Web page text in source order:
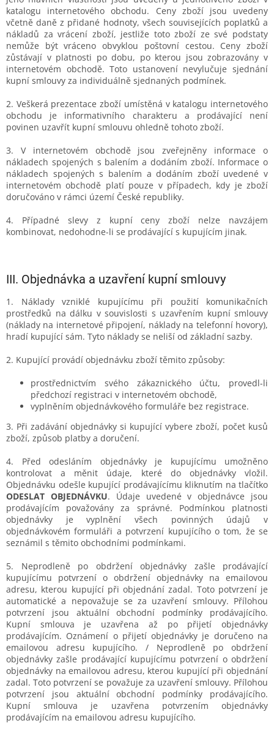
katalogu internetového obchodu. Ceny zboží jsou uvedeny
včetně daně z přidané hodnoty, všech souvisejících poplatků a
nákladů za vrácení zboží, jestliže toto zboží ze své podstaty
nemůže být vráceno obvyklou poštovní cestou. Ceny zboží
zůstávají v platnosti po dobu, po kterou jsou zobrazovány v
internetovém obchodě. Toto ustanovení nevylučuje sjednání
kupní smlouvy za individuálně sjednaných podmínek.
2. Veškerá prezentace zboží umístěná v katalogu internetového
obchodu je informativního charakteru a prodávající není
povinen uzavřít kupní smlouvu ohledně tohoto zboží.
3. V internetovém obchodě jsou zveřejněny informace o
nákladech spojených s balením a dodáním zboží. Informace o
nákladech spojených s balením a dodáním zboží uvedené v
internetovém obchodě platí pouze v případech, kdy je zboží
doručováno v rámci území České republiky.
4. Případné slevy z kupní ceny zboží nelze navzájem
kombinovat, nedohodne-li se prodávající s kupujícím jinak.
III. Objednávka a uzavření kupní smlouvy
1. Náklady vzniklé kupujícímu při použití komunikačních
prostředků na dálku v souvislosti s uzavřením kupní smlouvy
(náklady na internetové připojení, náklady na telefonní hovory),
hradí kupující sám. Tyto náklady se neliší od základní sazby.
2. Kupující provádí objednávku zboží těmito způsoby:
prostřednictvím svého zákaznického účtu, provedl-li
předchozí registraci v internetovém obchodě,
vyplněním objednávkového formuláře bez registrace.
3. Při zadávání objednávky si kupující vybere zboží, počet kusů
zboží, způsob platby a doručení.
4. Před odesláním objednávky je kupujícímu umožněno
kontrolovat a měnit údaje, které do objednávky vložil.
Objednávku odešle kupující prodávajícímu kliknutím na tlačítko
ODESLAT OBJEDNÁVKU. Údaje uvedené v objednávce jsou
prodávajícím považovány za správné. Podmínkou platnosti
objednávky je vyplnění všech povinných údajů v
objednávkovém formuláři a potvrzení kupujícího o tom, že se
seznámil s těmito obchodními podmínkami.
5. Neprodleně po obdržení objednávky zašle prodávající
kupujícímu potvrzení o obdržení objednávky na emailovou
adresu, kterou kupující při objednání zadal. Toto potvrzení je
automatické a nepovažuje se za uzavření smlouvy. Přílohou
potvrzení jsou aktuální obchodní podmínky prodávajícího.
Kupní smlouva je uzavřena až po přijetí objednávky
prodávajícím. Oznámení o přijetí objednávky je doručeno na
emailovou adresu kupujícího. / Neprodleně po obdržení
objednávky zašle prodávající kupujícímu potvrzení o obdržení
objednávky na emailovou adresu, kterou kupující při objednání
zadal. Toto potvrzení se považuje za uzavření smlouvy. Přílohou
potvrzení jsou aktuální obchodní podmínky prodávajícího.
Kupní smlouva je uzavřena potvrzením objednávky
prodávajícím na emailovou adresu kupujícího.